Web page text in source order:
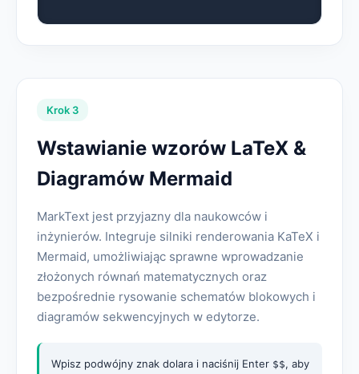
Krok 3
Wstawianie wzorów LaTeX &
Diagramów Mermaid
MarkText jest przyjazny dla naukowców i
inżynierów. Integruje silniki renderowania KaTeX i
Mermaid, umożliwiając sprawne wprowadzanie
złożonych równań matematycznych oraz
bezpośrednie rysowanie schematów blokowych i
diagramów sekwencyjnych w edytorze.
Wpisz podwójny znak dolara i naciśnij Enter $$, aby